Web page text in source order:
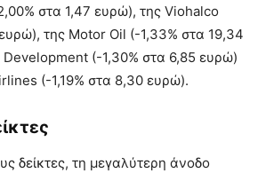
στα 1,47 ευρώ), της Viohalco
της Motor Oil (-1,33% στα 19,34
(-1,30% στα 6,85 ευρώ)
(-1,19% στα 8,30 ευρώ).
δείκτες, τη μεγαλύτερη άνοδο